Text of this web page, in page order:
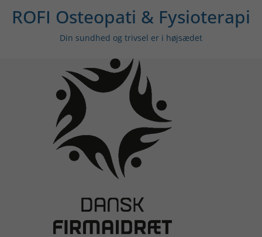
ROFI Osteopati & Fysioterapi
Din sundhed og trivsel er i højsædet